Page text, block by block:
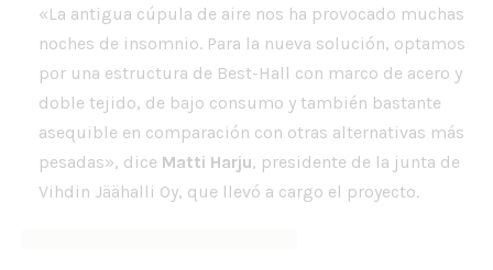
«La antigua cúpula de aire nos ha provocado muchas
noches de insomnio. Para la nueva solución, optamos
por una estructura de Best-Hall con marco de acero y
doble tejido, de bajo consumo y también bastante
asequible en comparación con otras alternativas más
pesadas», dice Matti Harju, presidente de la junta de
Vihdin Jäähalli Oy, que llevó a cargo el proyecto.